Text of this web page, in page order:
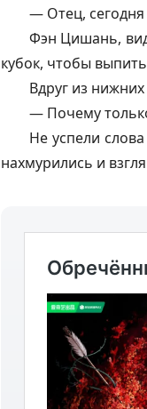
— Отец,
Фэн Цишань,
кубок, чтобы
Вдруг из
— Почему
Не успели
нахмурились и